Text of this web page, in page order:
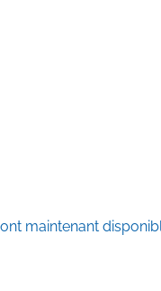
maintenant